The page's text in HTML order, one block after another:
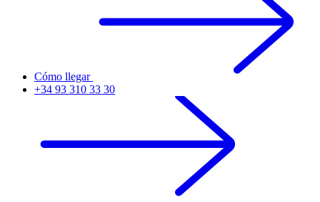
Cómo llegar
+34 93 310 33 30